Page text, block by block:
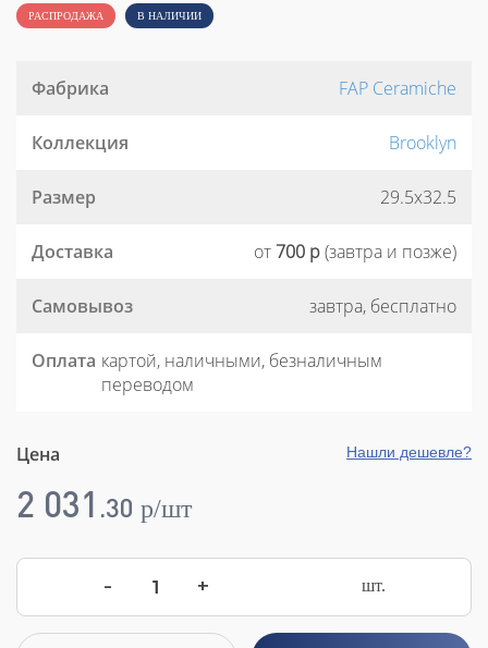
РАСПРОДАЖА В НАЛИЧИИ
Фабрика FAP Ceramiche
Коллекция Brooklyn
Размер 29.5x32.5
Доставка от 700 р(завтра и позже)
Самовывоз завтра, бесплатно
Оплата картой, наличными, безналичным
переводом
Цена
2 031 .30 p/шт
Нашли дешевле?
- + шт.